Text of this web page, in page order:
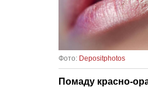
Фото: Depositphotos
Помаду красно-